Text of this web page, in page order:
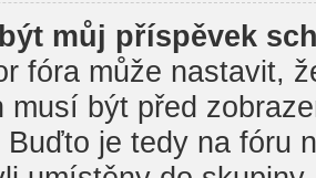
můj příspěvek
fóra může nastavit,
musí být před
Buďto je tedy na fóru